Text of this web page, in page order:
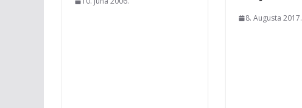
8. Augusta 2017.